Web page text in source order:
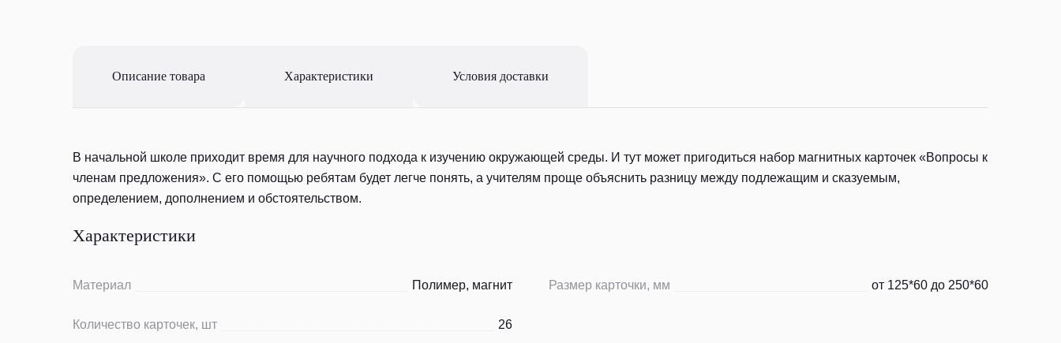
Описание товара Характеристики Условия доставки
В начальной школе приходит время для научного подхода к изучению окружающей среды. И тут может пригодиться набор магнитных карточек «Вопросы к
членам предложения». С его помощью ребятам будет легче понять, а учителям проще объяснить разницу между подлежащим и сказуемым,
определением, дополнением и обстоятельством.
Характеристики
Материал Полимер, магнит
Количество карточек, шт 26
Размер карточки, мм от 125*60 до 250*60